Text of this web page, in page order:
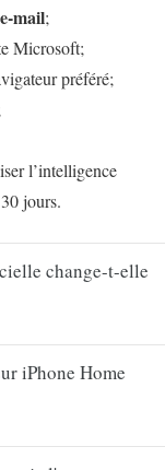
mail;
Microsoft;
préféré;
l’intelligence
jours.
change-t-elle
iPhone Home